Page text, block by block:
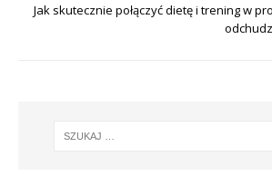
Jak skutecznie połączyć dietę i trening w